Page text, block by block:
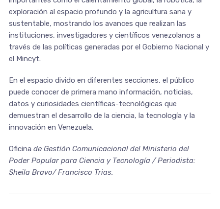
exploración al espacio profundo y la agricultura sana y
sustentable, mostrando los avances que realizan las
instituciones, investigadores y científicos venezolanos a
través de las políticas generadas por el Gobierno Nacional y
el Mincyt.
En el espacio divido en diferentes secciones, el público
puede conocer de primera mano información, noticias,
datos y curiosidades científicas-tecnológicas que
demuestran el desarrollo de la ciencia, la tecnología y la
innovación en Venezuela.
Oficina de Gestión Comunicacional del Ministerio del
Poder Popular para Ciencia y Tecnología / Periodista:
Sheila Bravo/ Francisco Trias.